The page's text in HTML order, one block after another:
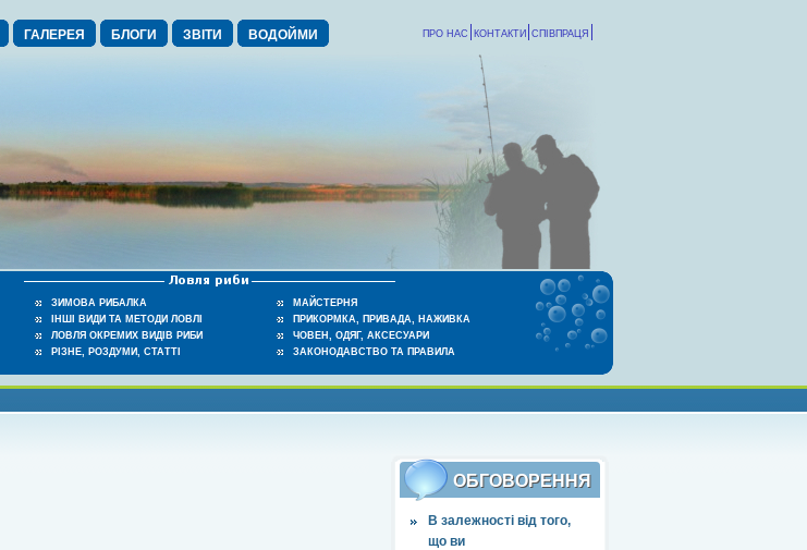
ГАЛЕРЕЯ БЛОГИ ЗВІТИ ВОДОЙМИ СПІВПРАЦЯ
КОНТАКТИ
ПРО НАС
ЗИМОВА РИБАЛКА
ІНШІ ВИДИ ТА МЕТОДИ ЛОВЛІ
ЛОВЛЯ ОКРЕМИХ ВИДІВ РИБИ
РІЗНЕ, РОЗДУМИ, СТАТТІ
МАЙСТЕРНЯ
ПРИКОРМКА, ПРИВАДА, НАЖИВКА
ЧОВЕН, ОДЯГ, АКСЕСУАРИ
ЗАКОНОДАВСТВО ТА ПРАВИЛА
ОБГОВОРЕННЯ
В залежності від того,
що ви